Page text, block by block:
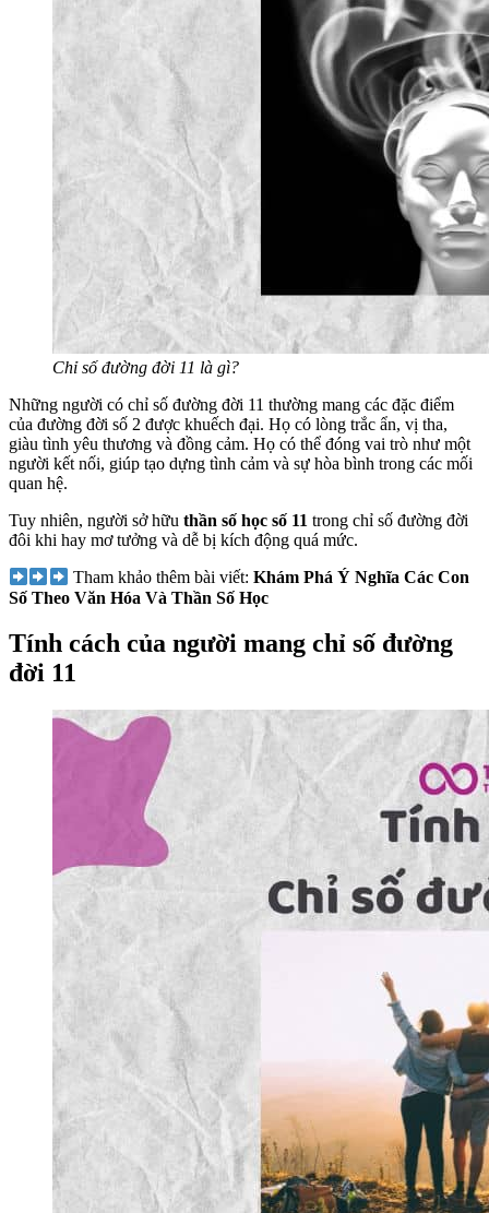
Chỉ số đường đời 11 là gì?
Những người có chỉ số đường đời 11 thường mang các đặc điểm
của đường đời số 2 được khuếch đại. Họ có lòng trắc ẩn, vị tha,
giàu tình yêu thương và đồng cảm. Họ có thể đóng vai trò như một
người kết nối, giúp tạo dựng tình cảm và sự hòa bình trong các mối
quan hệ.
Tuy nhiên, người sở hữu thần số học số 11 trong chỉ số đường đời
đôi khi hay mơ tưởng và dễ bị kích động quá mức.
Tham khảo thêm bài viết: Khám Phá Ý Nghĩa Các Con
Số Theo Văn Hóa Và Thần Số Học
Tính cách của người mang chỉ số đường
đời 11